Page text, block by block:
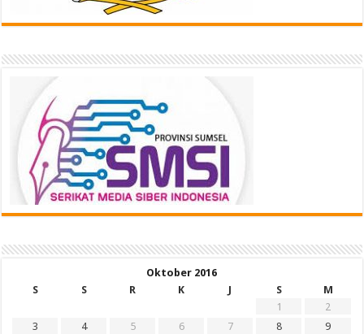
Oktober 2016
S
S R K J S
M
1
2
3
4 5 6 7 8
9